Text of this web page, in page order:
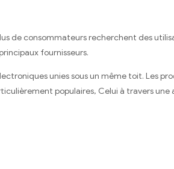
de consommateurs recherchent des
fournisseurs.
unies sous un même toit. Les
populaires, Celui à travers